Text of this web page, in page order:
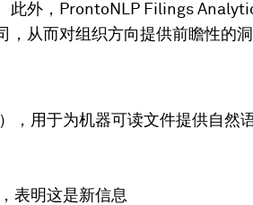
此外，ProntoNLP Filings
从而对组织方向提供前瞻性的洞
，用于为机器可读文件提供自然
表明这是新信息